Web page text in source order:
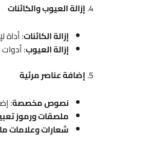
4. إزالة العيوب والكائنات
إزالة الكائنات: أداة
إزالة العيوب: أدوات
5. إضافة عناصر مرئية
نصوص مخصصة:
ملصقات ورموز
شعارات وعلامات